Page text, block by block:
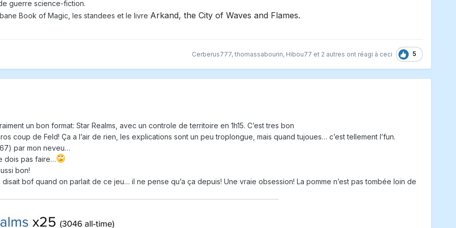
guerre science-fiction.
Book of Magic, les standees et le livre Arkand, the City of Waves and Flames.
Cerberus777,thomassabourin, Hibou77 et 2 autres ont réagi à ceci 5
un bon format: Star Realms, avec un controle de territoire en 1h15. C’est tres bon
coup de Feld! Ça a l’air de rien, les explications sont un peu troplongue, mais quand tujoues… c’est tellement l’fun.
par mon neveu…
dois pas faire…
bon!
bof quand on parlait de ce jeu… il ne pense qu’a ça depuis! Une vraie obsession! La pomme n’est pas tombée loin de